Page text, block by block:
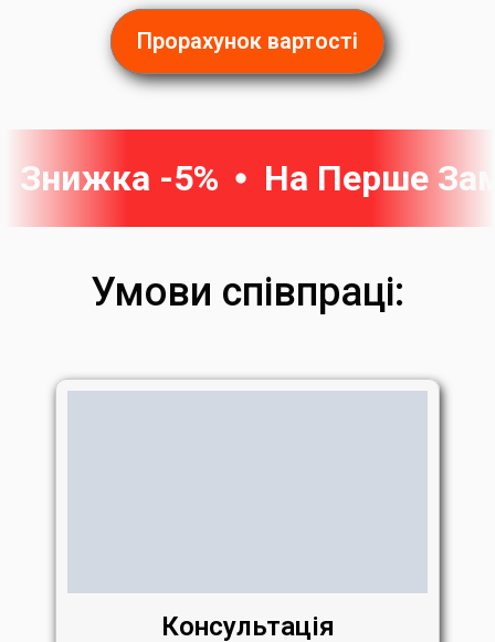
Прорахунок вартості
Умови співпраці:
Консультація
Знижка -5% На Перше